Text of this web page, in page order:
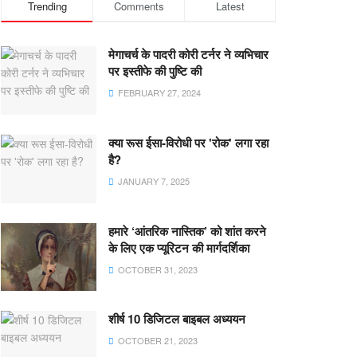
Trending Comments Latest
मेगाचर्च के पादरी कोरी टर्नर ने व्यभिचार
पर इस्तीफे की पुष्टि की
FEBRUARY 27, 2024
क्या रूस ईसा-विरोधी पर 'रोक' लगा रहा
है?
JANUARY 7, 2025
हमारे ‘आंतरिक नास्तिक’ को शांत करने
के लिए एक प्यूरिटन की मार्गदर्शिका
OCTOBER 31, 2023
शीर्ष 10 डिजिटल बाइबल अध्ययन
OCTOBER 21, 2023